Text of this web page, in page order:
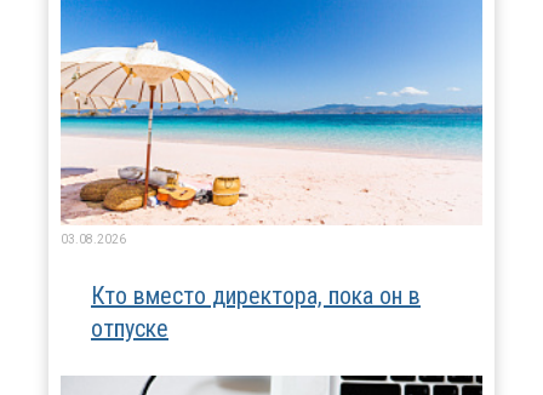
03.08.2026
Кто вместо директора, пока он в
отпуске